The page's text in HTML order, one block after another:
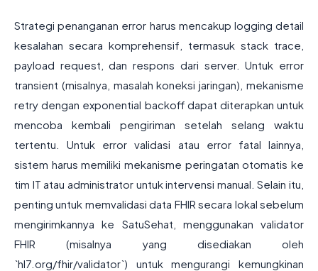
Strategi penanganan error harus mencakup logging detail
kesalahan secara komprehensif, termasuk stack trace,
payload request, dan respons dari server. Untuk error
transient (misalnya, masalah koneksi jaringan), mekanisme
retry dengan exponential backoff dapat diterapkan untuk
mencoba kembali pengiriman setelah selang waktu
tertentu. Untuk error validasi atau error fatal lainnya,
sistem harus memiliki mekanisme peringatan otomatis ke
tim IT atau administrator untuk intervensi manual. Selain itu,
penting untuk memvalidasi data FHIR secara lokal sebelum
mengirimkannya ke SatuSehat, menggunakan validator
FHIR (misalnya yang disediakan oleh
`hl7.org/fhir/validator`) untuk mengurangi kemungkinan